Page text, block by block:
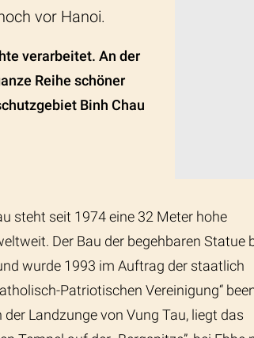
vor Hanoi.
verarbeitet. An der
Reihe schöner
Binh Chau
steht seit 1974 eine 32 Meter hohe
Der Bau der begehbaren Statue
wurde 1993 im Auftrag der staatlich
Patriotischen Vereinigung“
Landzunge von Vung Tau, liegt das